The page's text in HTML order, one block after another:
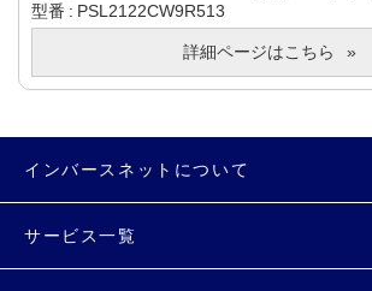
型番
PSL2122CW9R513
詳細ページはこちら
インバースネットについて
サービス一覧